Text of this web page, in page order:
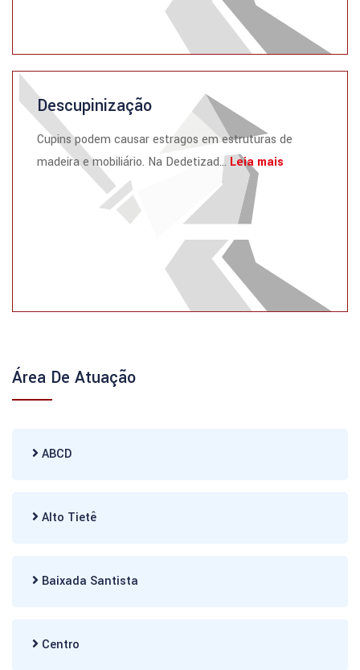
Descupinização
Cupins podem causar estragos em estruturas de
madeira e mobiliário. Na Dedetizad... Leia mais
Área De Atuação
ABCD
Alto Tietê
Baixada Santista
Centro